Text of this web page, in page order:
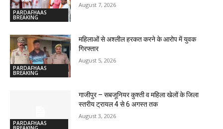
PARDAFHAAS
BREAKING
August 7, 2026
PARDAFHAAS
BREAKING
महिलाओं से अश्लील हरकत करने के आरोप में युवक
गिरफ्तार
August 5, 2026
PARDAFHAAS
गाजीपुर – सबजूनियर कुश्ती व महिला खेलों के जिला
स्तरीय ट्रायल 4 से 6 अगस्त तक
August 3, 2026